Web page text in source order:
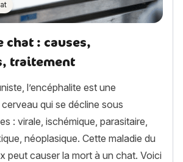
chat : causes,
traitement
l’encéphalite est une
qui se décline sous
: virale, ischémique, parasitaire,
néoplasique. Cette maladie du
peut causer la mort à un chat. Voici